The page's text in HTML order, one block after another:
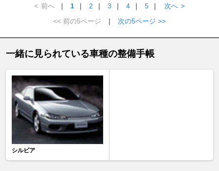
< 前へ ｜ 1 ｜ 2 ｜ 3 ｜ 4 ｜ 5 ｜ 次へ >
<< 前の5ページ
｜ 次の5ページ >>
一緒に見られている車種の整備手帳
シルビア